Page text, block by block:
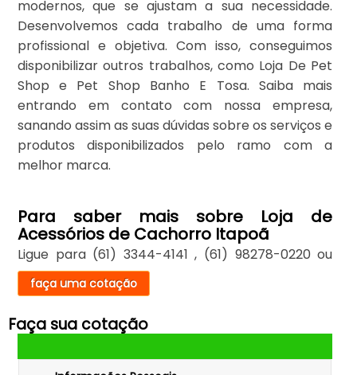
modernos, que se ajustam a sua necessidade.
Desenvolvemos cada trabalho de uma forma
profissional e objetiva. Com isso, conseguimos
disponibilizar outros trabalhos, como Loja De Pet
Shop e Pet Shop Banho E Tosa. Saiba mais
entrando em contato com nossa empresa,
sanando assim as suas dúvidas sobre os serviços e
produtos disponibilizados pelo ramo com a
melhor marca.
Para saber mais sobre Loja de
Acessórios de Cachorro Itapoã
Ligue para (61) 3344-4141 , (61) 98278-0220 ou
faça uma cotação
Faça sua cotação